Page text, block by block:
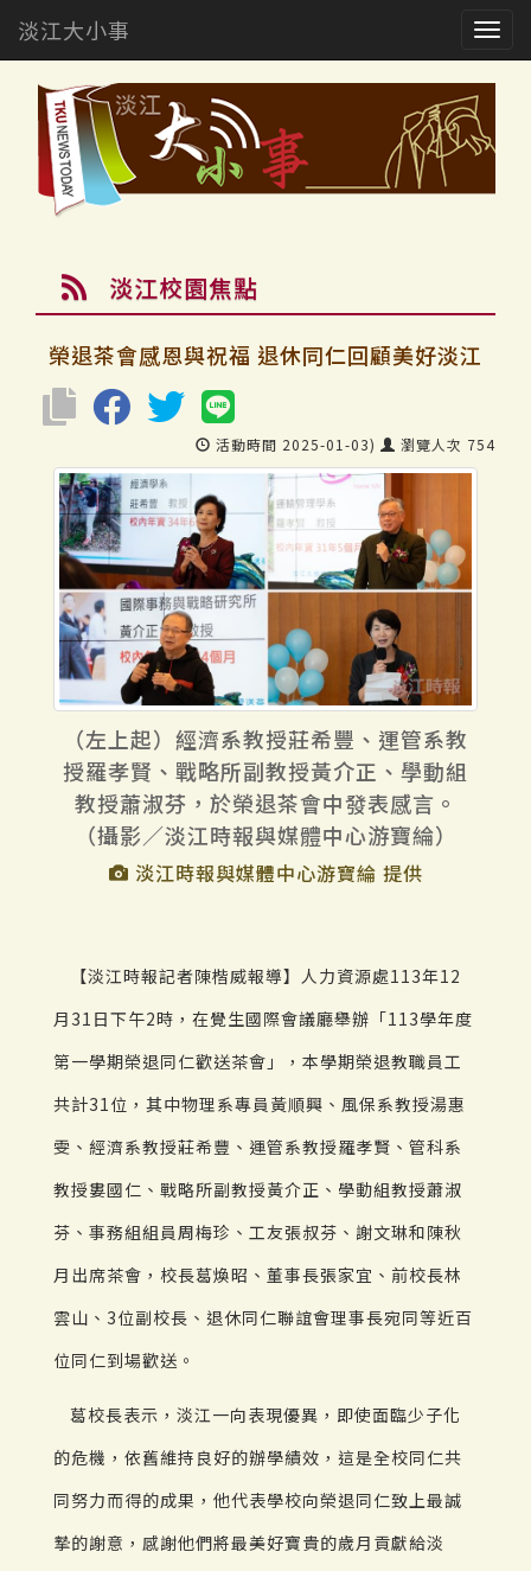
淡江大小事
淡江校園焦點
榮退茶會感恩與祝福 退休同仁回顧美好淡江
活動時間 2025-01-03) 瀏覽人次 754
（左上起）經濟系教授莊希豐、運管系教
授羅孝賢、戰略所副教授黃介正、學動組
教授蕭淑芬，於榮退茶會中發表感言。
（攝影／淡江時報與媒體中心游寶綸）
淡江時報與媒體中心游寶綸 提供
【淡江時報記者陳楷威報導】人力資源處113年12
月31日下午2時，在覺生國際會議廳舉辦「113學年度
第一學期榮退同仁歡送茶會」，本學期榮退教職員工
共計31位，其中物理系專員黃順興、風保系教授湯惠
雯、經濟系教授莊希豐、運管系教授羅孝賢、管科系
教授婁國仁、戰略所副教授黃介正、學動組教授蕭淑
芬、事務組組員周梅珍、工友張叔芬、謝文琳和陳秋
月出席茶會，校長葛煥昭、董事長張家宜、前校長林
雲山、3位副校長、退休同仁聯誼會理事長宛同等近百
位同仁到場歡送。
葛校長表示，淡江一向表現優異，即使面臨少子化
的危機，依舊維持良好的辦學績效，這是全校同仁共
同努力而得的成果，他代表學校向榮退同仁致上最誠
摯的謝意，感謝他們將最美好寶貴的歲月貢獻給淡